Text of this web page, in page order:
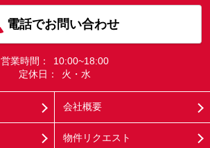
電話でお問い合わせ
営業時間：
10:00~18:00
定休日：
火・水
会社概要
物件リクエスト